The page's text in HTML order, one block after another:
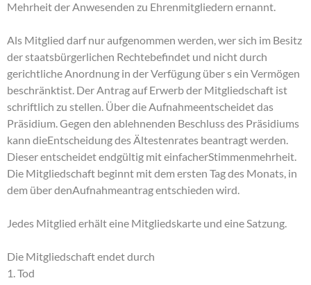
Mehrheit der Anwesenden zu Ehrenmitgliedern ernannt.
Als Mitglied darf nur aufgenommen werden, wer sich im Besitz
der staatsbürgerlichen Rechtebefindet und nicht durch
gerichtliche Anordnung in der Verfügung über s ein Vermögen
beschränktist. Der Antrag auf Erwerb der Mitgliedschaft ist
schriftlich zu stellen. Über die Aufnahmeentscheidet das
Präsidium. Gegen den ablehnenden Beschluss des Präsidiums
kann dieEntscheidung des Ältestenrates beantragt werden.
Dieser entscheidet endgültig mit einfacherStimmenmehrheit.
Die Mitgliedschaft beginnt mit dem ersten Tag des Monats, in
dem über denAufnahmeantrag entschieden wird.
Jedes Mitglied erhält eine Mitgliedskarte und eine Satzung.
Die Mitgliedschaft endet durch
1. Tod